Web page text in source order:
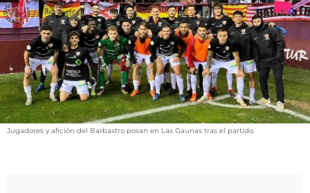
GALERÍAS
VÍDEOS
CONTACTAR
FIESTAS EN EL ALTO ARAGÓN
FIESTAS DE SAN LORENZO
AGENDA
Jugadores y afición del Barbastro posan en Las Gaunas tras el partido.